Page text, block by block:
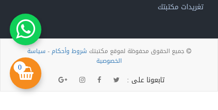
0
تغريدات مكتبتك
جميع الحقوق محفوظة لموقع مكتبتك شروط وأحكام- سياسة
الخصوصية
تابعونا على :